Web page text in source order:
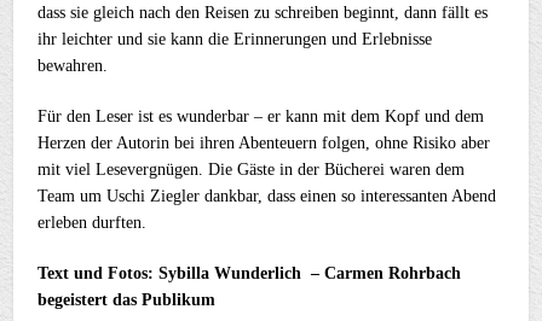
dass sie gleich nach den Reisen zu schreiben beginnt, dann fällt es
ihr leichter und sie kann die Erinnerungen und Erlebnisse
bewahren.
Für den Leser ist es wunderbar – er kann mit dem Kopf und dem
Herzen der Autorin bei ihren Abenteuern folgen, ohne Risiko aber
mit viel Lesevergnügen. Die Gäste in der Bücherei waren dem
Team um Uschi Ziegler dankbar, dass einen so interessanten Abend
erleben durften.
Text und Fotos: Sybilla Wunderlich – Carmen Rohrbach
begeistert das Publikum